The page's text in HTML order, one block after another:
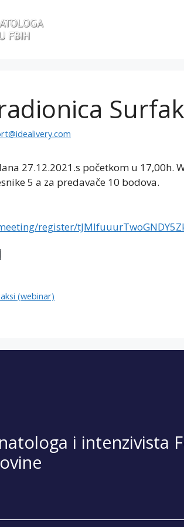
27.12.2021.s početkom u
5 a za predavače 10 bodova.
register/
(webinar)
i intenzivista